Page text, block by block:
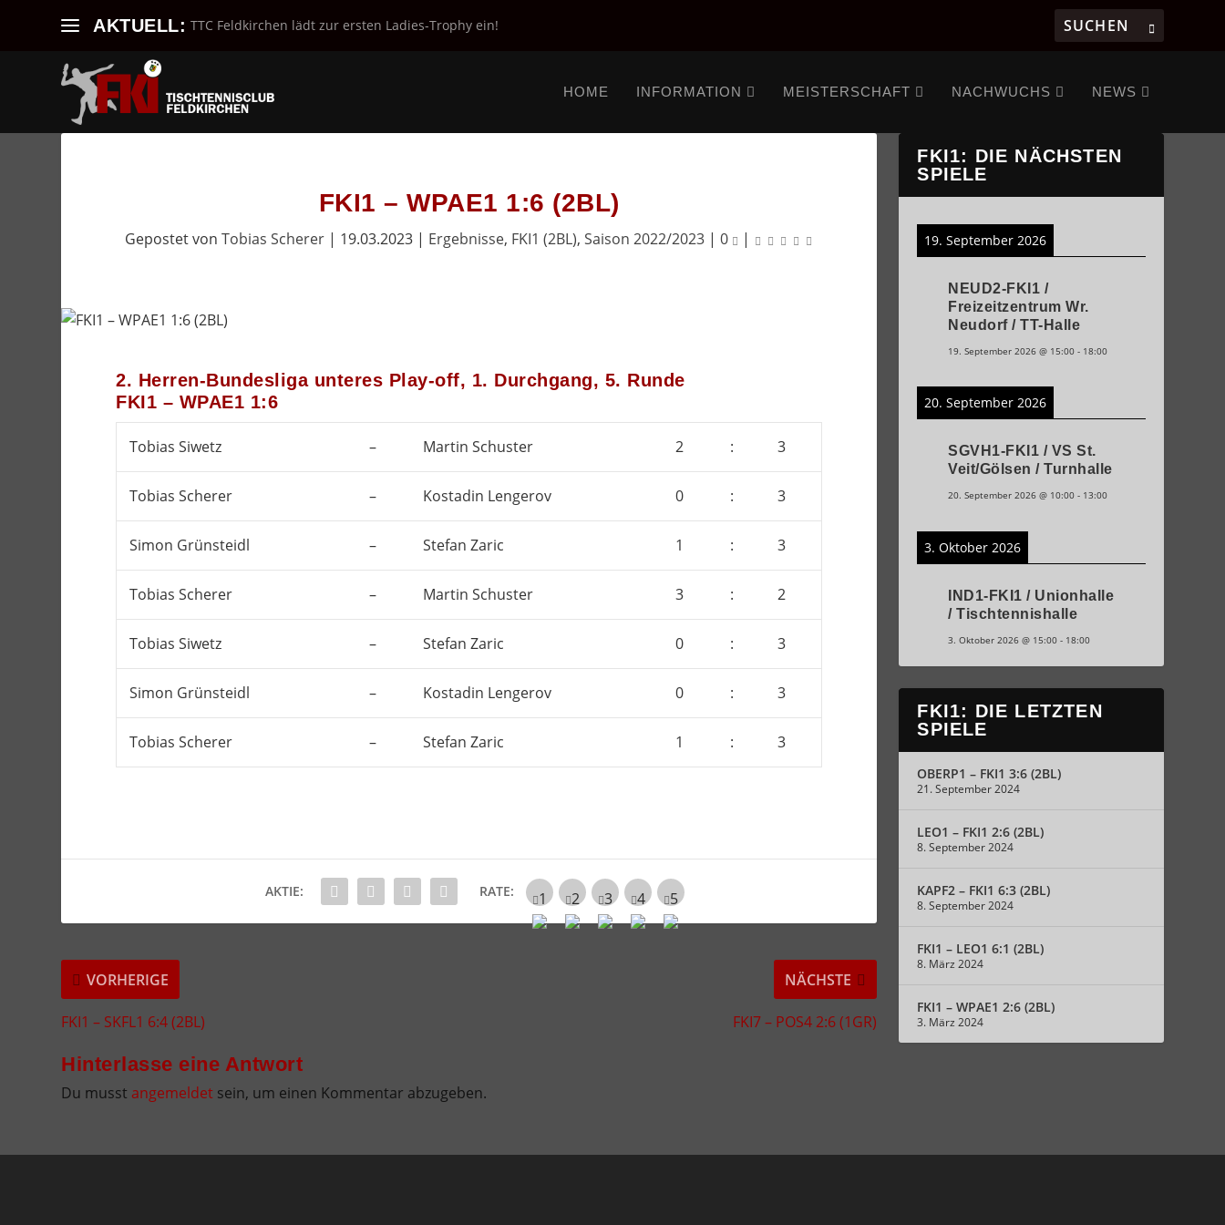
AKTUELL: TTC Feldkirchen lädt zur ersten Ladies-Trophy ein!
HOME INFORMATION MEISTERSCHAFT NACHWUCHS NEWS
FKI1 – WPAE1 1:6 (2BL)
Gepostet von Tobias Scherer| 19.03.2023| Ergebnisse, FKI1 (2BL), Saison 2022/2023| 0 |
2. Herren-Bundesliga unteres Play-off, 1. Durchgang, 5. Runde
FKI1 – WPAE1 1:6
Tobias Siwetz – Martin Schuster 2 : 3
Tobias Scherer – Kostadin Lengerov 0 : 3
Simon Grünsteidl – Stefan Zaric 1 : 3
Tobias Scherer – Martin Schuster 3 : 2
Tobias Siwetz – Stefan Zaric 0 : 3
Simon Grünsteidl – Kostadin Lengerov 0 : 3
Tobias Scherer – Stefan Zaric 1 : 3
AKTIE: RATE:
VORHERIGE
FKI1 – SKFL1 6:4 (2BL)
NÄCHSTE
FKI7 – POS4 2:6 (1GR)
Hinterlasse eine Antwort
Du musst angemeldet sein, um einen Kommentar abzugeben.
FKI1: DIE NÄCHSTEN
SPIELE
19. September 2026
NEUD2-FKI1 /
Freizeitzentrum Wr.
Neudorf / TT-Halle
19. September 2026 @ 15:00 - 18:00
20. September 2026
SGVH1-FKI1 / VS St.
Veit/Gölsen / Turnhalle
20. September 2026 @ 10:00 - 13:00
3. Oktober 2026
IND1-FKI1 / Unionhalle
/ Tischtennishalle
3. Oktober 2026 @ 15:00 - 18:00
FKI1: DIE LETZTEN
SPIELE
OBERP1 – FKI1 3:6 (2BL)
21. September 2024
LEO1 – FKI1 2:6 (2BL)
8. September 2024
KAPF2 – FKI1 6:3 (2BL)
8. September 2024
FKI1 – LEO1 6:1 (2BL)
8. März 2024
FKI1 – WPAE1 2:6 (2BL)
3. März 2024